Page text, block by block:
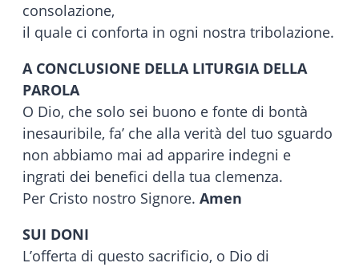
consolazione,
il quale ci conforta in ogni nostra tribolazione.
A CONCLUSIONE DELLA LITURGIA DELLA
PAROLA
O Dio, che solo sei buono e fonte di bontà
inesauribile, fa’ che alla verità del tuo sguardo
non abbiamo mai ad apparire indegni e
ingrati dei benefici della tua clemenza.
Per Cristo nostro Signore. Amen
SUI DONI
L’offerta di questo sacrificio, o Dio di